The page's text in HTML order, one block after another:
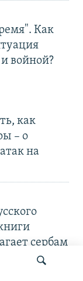
Как
войной?
как
– о
на
сербам